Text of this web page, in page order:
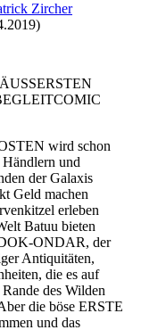
Zircher
wird schon
und
der Galaxis
Geld machen
erleben
Batuu bieten
ONDAR, der
Antiquitäten,
die es auf
des Wilden
die böse ERSTE
und das